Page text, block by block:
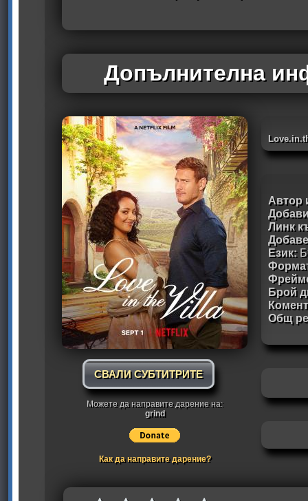
Допълнителна
СВАЛИ СУБТИТРИТЕ
Можете да направите дарение на:
grind
Как да направите дарение?
Автор
Линк
Език:
Брой
Общ